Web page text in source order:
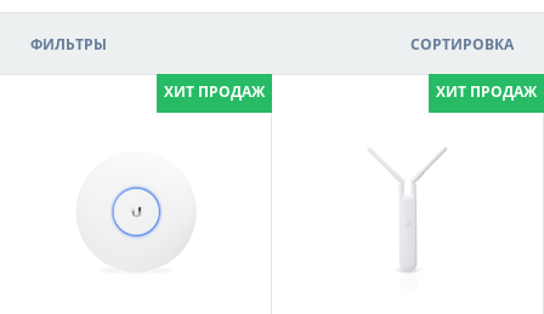
ФИЛЬТРЫ СОРТИРОВКА
ХИТ ПРОДАЖ ХИТ ПРОДАЖ